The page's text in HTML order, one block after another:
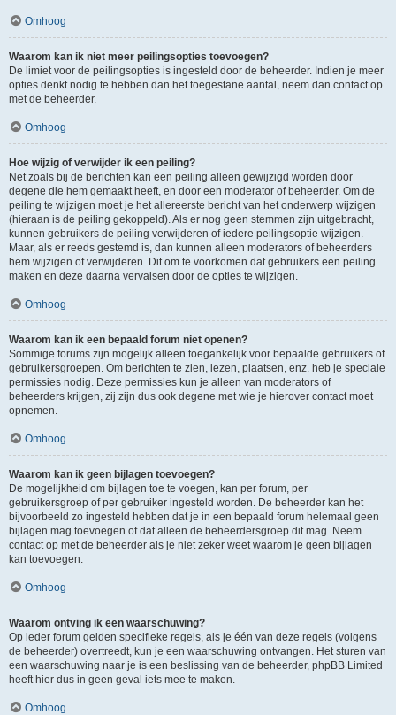
Omhoog
Waarom kan ik niet meer peilingsopties toevoegen?
De limiet voor de peilingsopties is ingesteld door de beheerder. Indien je meer
opties denkt nodig te hebben dan het toegestane aantal, neem dan contact op
met de beheerder.
Omhoog
Hoe wijzig of verwijder ik een peiling?
Net zoals bij de berichten kan een peiling alleen gewijzigd worden door
degene die hem gemaakt heeft, en door een moderator of beheerder. Om de
peiling te wijzigen moet je het allereerste bericht van het onderwerp wijzigen
(hieraan is de peiling gekoppeld). Als er nog geen stemmen zijn uitgebracht,
kunnen gebruikers de peiling verwijderen of iedere peilingsoptie wijzigen.
Maar, als er reeds gestemd is, dan kunnen alleen moderators of beheerders
hem wijzigen of verwijderen. Dit om te voorkomen dat gebruikers een peiling
maken en deze daarna vervalsen door de opties te wijzigen.
Omhoog
Waarom kan ik een bepaald forum niet openen?
Sommige forums zijn mogelijk alleen toegankelijk voor bepaalde gebruikers of
gebruikersgroepen. Om berichten te zien, lezen, plaatsen, enz. heb je speciale
permissies nodig. Deze permissies kun je alleen van moderators of
beheerders krijgen, zij zijn dus ook degene met wie je hierover contact moet
opnemen.
Omhoog
Waarom kan ik geen bijlagen toevoegen?
De mogelijkheid om bijlagen toe te voegen, kan per forum, per
gebruikersgroep of per gebruiker ingesteld worden. De beheerder kan het
bijvoorbeeld zo ingesteld hebben dat je in een bepaald forum helemaal geen
bijlagen mag toevoegen of dat alleen de beheerdersgroep dit mag. Neem
contact op met de beheerder als je niet zeker weet waarom je geen bijlagen
kan toevoegen.
Omhoog
Waarom ontving ik een waarschuwing?
Op ieder forum gelden specifieke regels, als je één van deze regels (volgens
de beheerder) overtreedt, kun je een waarschuwing ontvangen. Het sturen van
een waarschuwing naar je is een beslissing van de beheerder, phpBB Limited
heeft hier dus in geen geval iets mee te maken.
Omhoog